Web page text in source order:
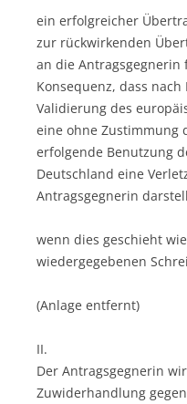
ein erfolgreicher
zur rückwirkenden
an die
Konsequenz, dass
Validierung des
eine ohne Zustimmung
erfolgende Benutzung
Deutschland eine
Antragsgegnerin
wenn dies geschieht
wiedergegebenen
(Anlage entfernt)
II.
Der Antragsgegnerin
Zuwiderhandlung